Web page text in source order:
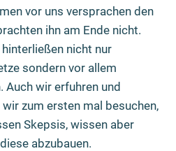
vor uns versprachen den
ihn am Ende nicht.
nicht nur
sondern vor allem
Auch wir erfuhren und
zum ersten mal besuchen,
Skepsis, wissen aber
abzubauen.